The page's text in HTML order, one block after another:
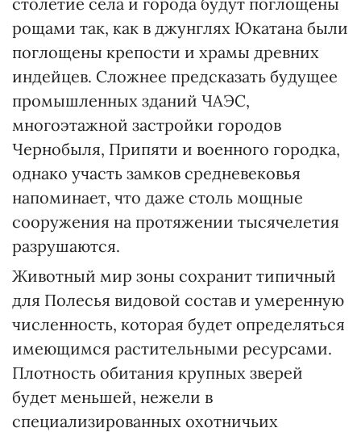
рощами так, как в джунглях Юкатана были
поглощены крепости и храмы древних
индейцев. Сложнее предсказать будущее
промышленных зданий ЧАЭС,
многоэтажной застройки городов
Чернобыля, Припяти и военного городка,
однако участь замков средневековья
напоминает, что даже столь мощные
сооружения на протяжении тысячелетия
разрушаются.
Животный мир зоны сохранит типичный
для Полесья видовой состав и умеренную
численность, которая будет определяться
имеющимся растительными ресурсами.
Плотность обитания крупных зверей
будет меньшей, нежели в
специализированных охотничьих